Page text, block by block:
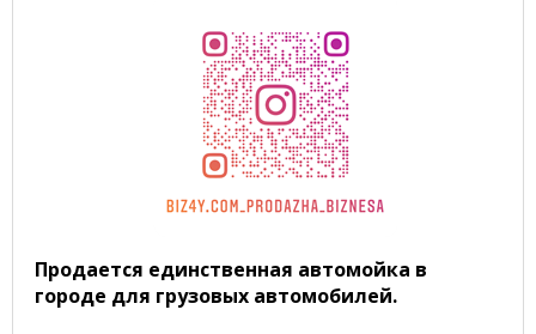
Продается единственная автомойка в
городе для грузовых автомобилей.